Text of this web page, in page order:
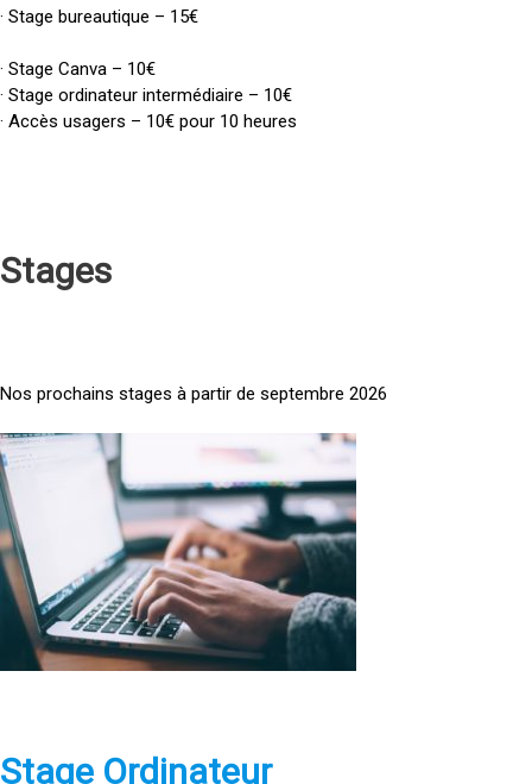
· Stage bureautique – 15€
· Stage Canva – 10€
· Stage ordinateur intermédiaire – 10€
· Accès usagers – 10€ pour 10 heures
Stages
Nos prochains stages à partir de septembre 2026
<
a
h
e
f
pStage Ordinateur